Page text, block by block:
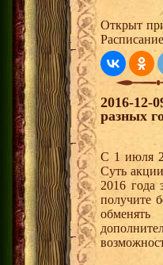
Открыт
2016-
разных
С 1 июля
Суть
2016 года
получите